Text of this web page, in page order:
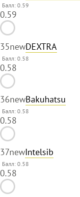
Балл: 0.59
0.59
35newDEXTRA
Балл: 0.58
0.58
36newBakuhatsu
Балл: 0.58
0.58
37newIntelsib
Балл: 0.58
0.58